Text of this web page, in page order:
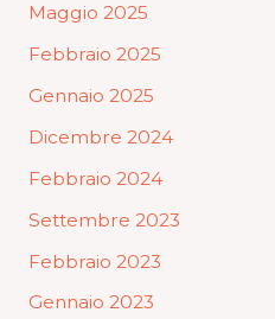
Maggio 2025
Febbraio 2025
Gennaio 2025
Dicembre 2024
Febbraio 2024
Settembre 2023
Febbraio 2023
Gennaio 2023